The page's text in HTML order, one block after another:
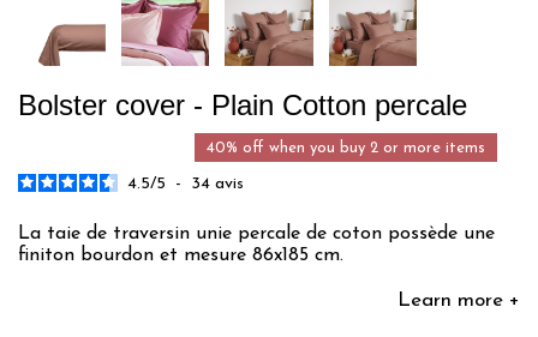
Bolster cover - Plain Cotton percale
40% off when you buy 2 or more items
4.5/5 - 34 avis
La taie de traversin unie percale de coton possède une
finiton bourdon et mesure 86x185 cm.
Learn more +